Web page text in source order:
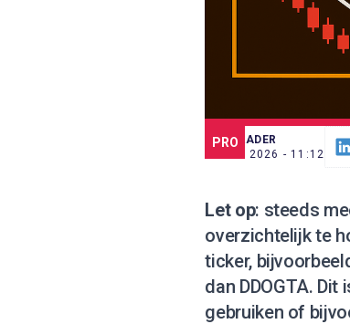
PRO
SCE TRADER
12 MEI 2026 - 11:12
Let op: steeds
overzichtelijk te
ticker,
dan DDOGTA.
gebruiken of